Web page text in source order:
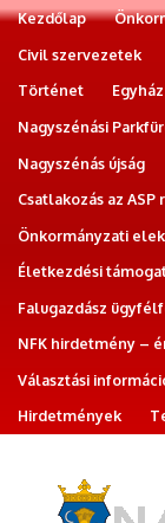
Kezdőlap
Civil szervezetek
Történet
Egyház
Nagyszénási
Nagyszénás újság
Csatlakozás az ASP
Önkormányzati
Életkezdési
Falugazdász
NFK hirdetmény –
Választási
Hirdetmények